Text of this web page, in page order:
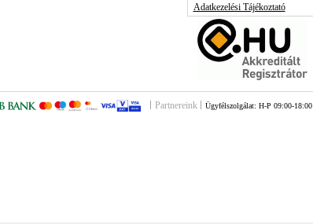
Adatkezelési Tájékoztató
Partnereink Ügyfélszolgálat: H-P 09:00-18:00